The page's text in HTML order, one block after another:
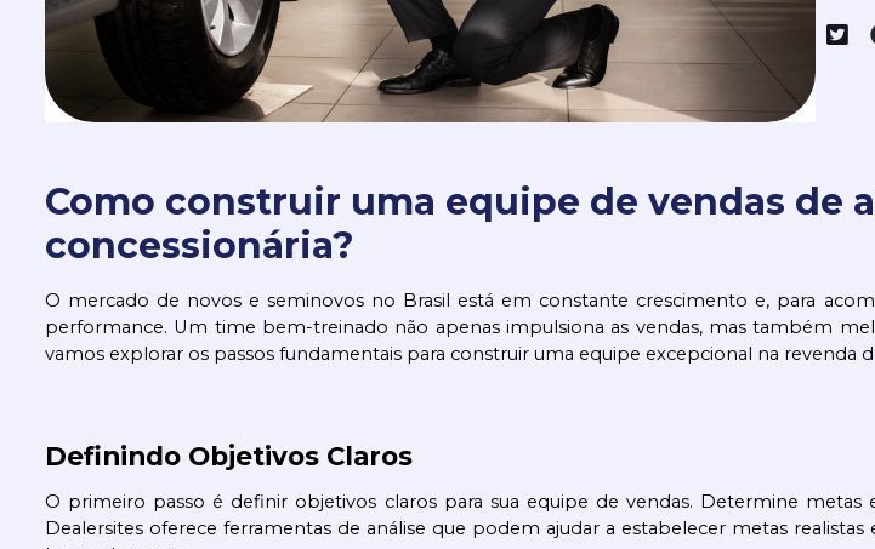
Como construir uma equipe de vendas de
concessionária?
O mercado de novos e seminovos no Brasil está em constante crescimento e, para
performance. Um time bem-treinado não apenas impulsiona as vendas, mas também
vamos explorar os passos fundamentais para construir uma equipe excepcional na revenda
Definindo Objetivos Claros
O primeiro passo é definir objetivos claros para sua equipe de vendas. Determine
Dealersites oferece ferramentas de análise que podem ajudar a estabelecer metas